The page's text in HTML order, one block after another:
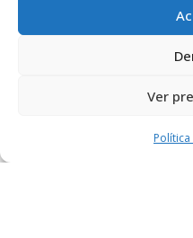
Ver
nuestros servicios y
preferencias mediante
su uso. Puede cambiar
información